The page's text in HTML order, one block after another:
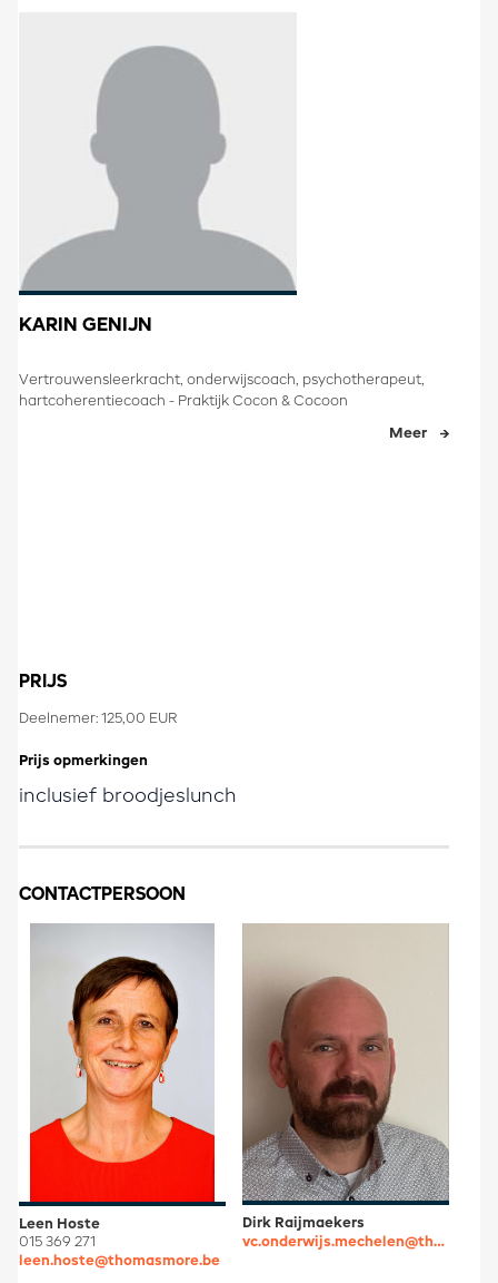
KARIN GENIJN
Vertrouwensleerkracht, onderwijscoach, psychotherapeut,
hartcoherentiecoach - Praktijk Cocon & Cocoon
Meer
PRIJS
Deelnemer: 125,00 EUR
Prijs opmerkingen
inclusief broodjeslunch
CONTACTPERSOON
Leen Hoste
015 369 271
leen.hoste@thomasmore.be
Dirk Raijmaekers
vc.onderwijs.mechelen@thomasmore.be